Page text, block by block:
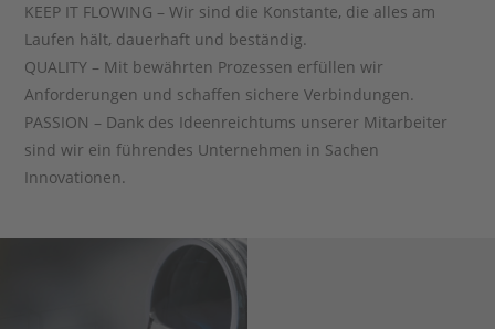
KEEP IT FLOWING – Wir sind die Konstante, die alles am
Laufen hält, dauerhaft und beständig.
QUALITY – Mit bewährten Prozessen erfüllen wir
Anforderungen und schaffen sichere Verbindungen.
PASSION – Dank des Ideenreichtums unserer Mitarbeiter
sind wir ein führendes Unternehmen in Sachen
Innovationen.